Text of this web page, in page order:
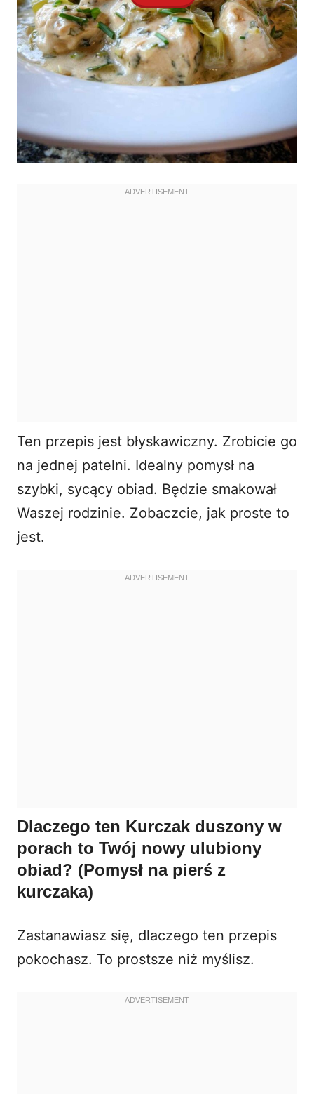
Ten przepis jest błyskawiczny. Zrobicie go
na jednej patelni. Idealny pomysł na
szybki, sycący obiad. Będzie smakował
Waszej rodzinie. Zobaczcie, jak proste to
jest.
Dlaczego ten Kurczak duszony w
porach to Twój nowy ulubiony
obiad? (Pomysł na pierś z
kurczaka)
Zastanawiasz się, dlaczego ten przepis
pokochasz. To prostsze niż myślisz.